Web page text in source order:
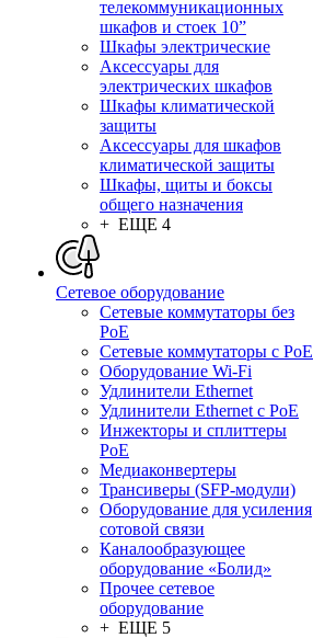
телекоммуникационных
шкафов и стоек 10”
Шкафы электрические
Аксессуары для
электрических шкафов
Шкафы климатической
защиты
Аксессуары для шкафов
климатической защиты
Шкафы, щиты и боксы
общего назначения
+ ЕЩЕ 4
Сетевое оборудование
Сетевые коммутаторы без
PoE
Сетевые коммутаторы с PoE
Оборудование Wi-Fi
Удлинители Ethernet
Удлинители Ethernet с PoE
Инжекторы и сплиттеры
PoE
Медиаконвертеры
Трансиверы (SFP-модули)
Оборудование для усиления
сотовой связи
Каналообразующее
оборудование «Болид»
Прочее сетевое
оборудование
+ ЕЩЕ 5